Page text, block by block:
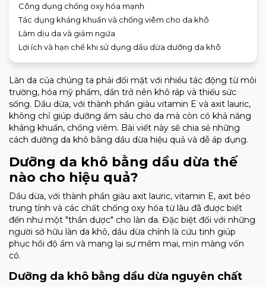
Công dụng chống oxy hóa mạnh
Tác dụng kháng khuẩn và chống viêm cho da khô
Làm dịu da và giảm ngứa
Lợi ích và hạn chế khi sử dụng dầu dừa dưỡng da khô
Làn da của chúng ta phải đối mặt với nhiều tác động từ môi
trường, hóa mỹ phẩm, dần trở nên khô ráp và thiếu sức
sống. Dầu dừa, với thành phần giàu vitamin E và axit lauric,
không chỉ giúp dưỡng ẩm sâu cho da mà còn có khả năng
kháng khuẩn, chống viêm. Bài viết này sẽ chia sẻ những
cách dưỡng da khô bằng dầu dừa hiệu quả và dễ áp dụng.
Dưỡng da khô bằng dầu dừa thế
nào cho hiệu quả?
Dầu dừa, với thành phần giàu axit lauric, vitamin E, axit béo
trung tính và các chất chống oxy hóa từ lâu đã được biết
đến như một "thần dược" cho làn da. Đặc biệt đối với những
người sở hữu làn da khô, dầu dừa chính là cứu tinh giúp
phục hồi độ ẩm và mang lại sự mềm mại, mịn màng vốn
có.
Dưỡng da khô bằng dầu dừa nguyên chất